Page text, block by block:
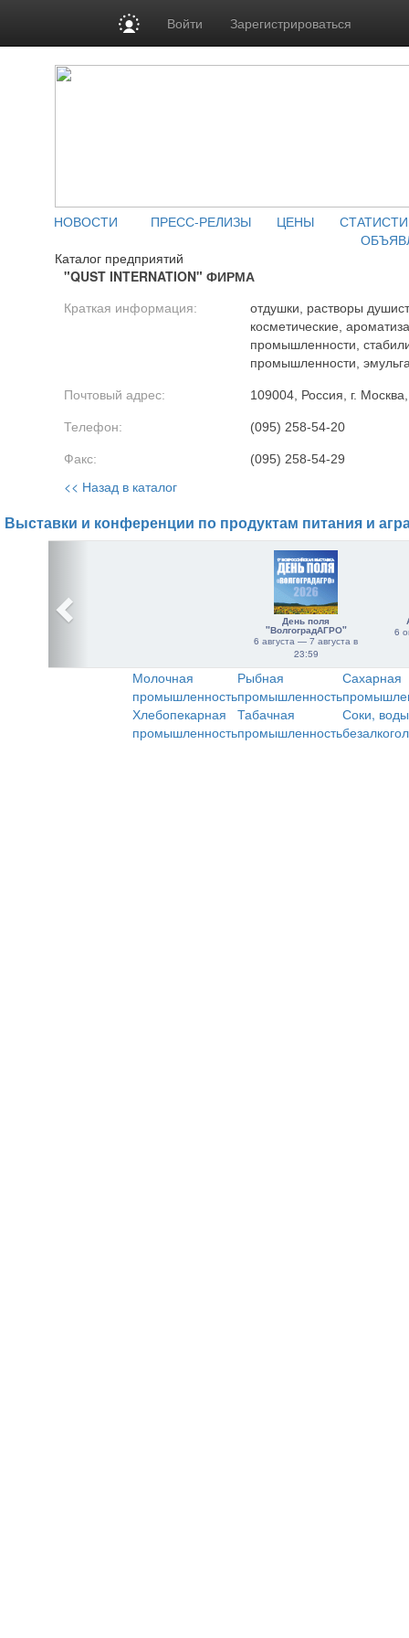
Войти Зарегистрироваться
НОВОСТИ ПРЕСС-РЕЛИЗЫ ЦЕНЫ
Каталог предприятий
"QUST INTERNATION" ФИРМА
Краткая информация:
отдушки, растворы
косметические,
промышленности,
промышленности,
Почтовый адрес: 109004, Россия, г.
Телефон: (095) 258-54-20
Факс: (095) 258-54-29
<< Назад в каталог
Выставки и конференции по продуктам питания и
День поля
"ВолгоградАГРО"
6 августа — 7 августа в
23:59
6
Молочная
промышленность
Рыбная
промышленность
Сахарная
Хлебопекарная
промышленность
Табачная
промышленность
Соки,